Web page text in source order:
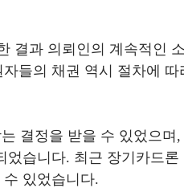
결과 의뢰인의 계속적인
들의 채권 역시 절차에
결정을 받을 수 있었으며
었습니다. 최근 장기카드
있었습니다.